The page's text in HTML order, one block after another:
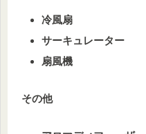
冷風扇
サーキュレーター
扇風機
その他